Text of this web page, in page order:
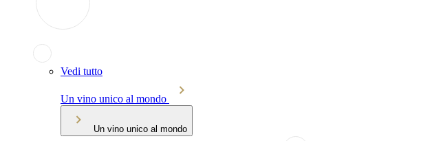
Vedi tutto
Un vino unico al mondo
Un vino unico al mondo